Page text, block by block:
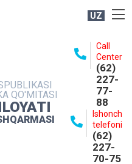
UZ
QO'MITASI
Call
Center
(62)
227-
77-
88
Ishonch
telefoni
(62)
227-
70-75